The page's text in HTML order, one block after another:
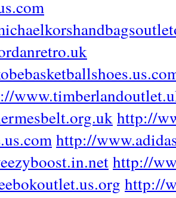
http://
http://
http://
http://